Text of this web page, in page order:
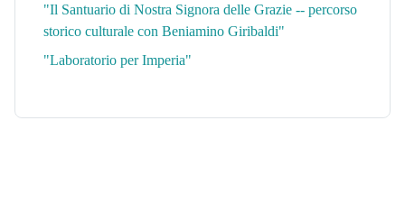
"Il Santuario di Nostra Signora delle Grazie -- percorso
storico culturale con Beniamino Giribaldi"
"Laboratorio per Imperia"